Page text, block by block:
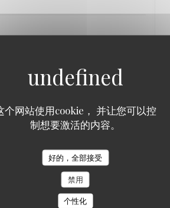
个网站使用cookie， 并让您可以控
制想要激活的内容。
好的，全部接受
禁用
个性化
/5 菜单: 5/5 质价比 :
et le serveur très sympathique!